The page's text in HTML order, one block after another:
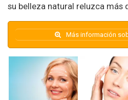
su belleza natural reluzca más
Más información